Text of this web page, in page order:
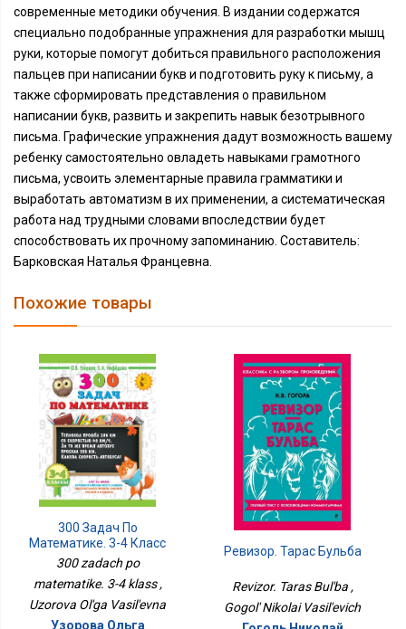
современные методики обучения. В издании содержатся
специально подобранные упражнения для разработки мышц
руки, которые помогут добиться правильного расположения
пальцев при написании букв и подготовить руку к письму, а
также сформировать представления о правильном
написании букв, развить и закрепить навык безотрывного
письма. Графические упражнения дадут возможность вашему
ребенку самостоятельно овладеть навыками грамотного
письма, усвоить элементарные правила грамматики и
выработать автоматизм в их применении, а систематическая
работа над трудными словами впоследствии будет
способствовать их прочному запоминанию. Составитель:
Барковская Наталья Францевна.
Похожие товары
300 Задач По
Математике. 3-4 Класс
300 zadach po
matematike. 3-4 klass ,
Uzorova Ol'ga Vasil'evna
Узорова Ольга
Ревизор. Тарас Бульба
Revizor. Taras Bul'ba ,
Gogol' Nikolai Vasil'evich